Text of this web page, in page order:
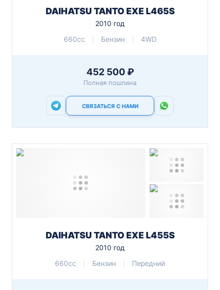
DAIHATSU TANTO EXE L465S
2010 год
660cc
Бензин 4WD
452 500 ₽
Полная пошлина
СВЯЗАТЬСЯ С НАМИ
DAIHATSU TANTO EXE L455S
2010 год
660cc
Бензин Передний